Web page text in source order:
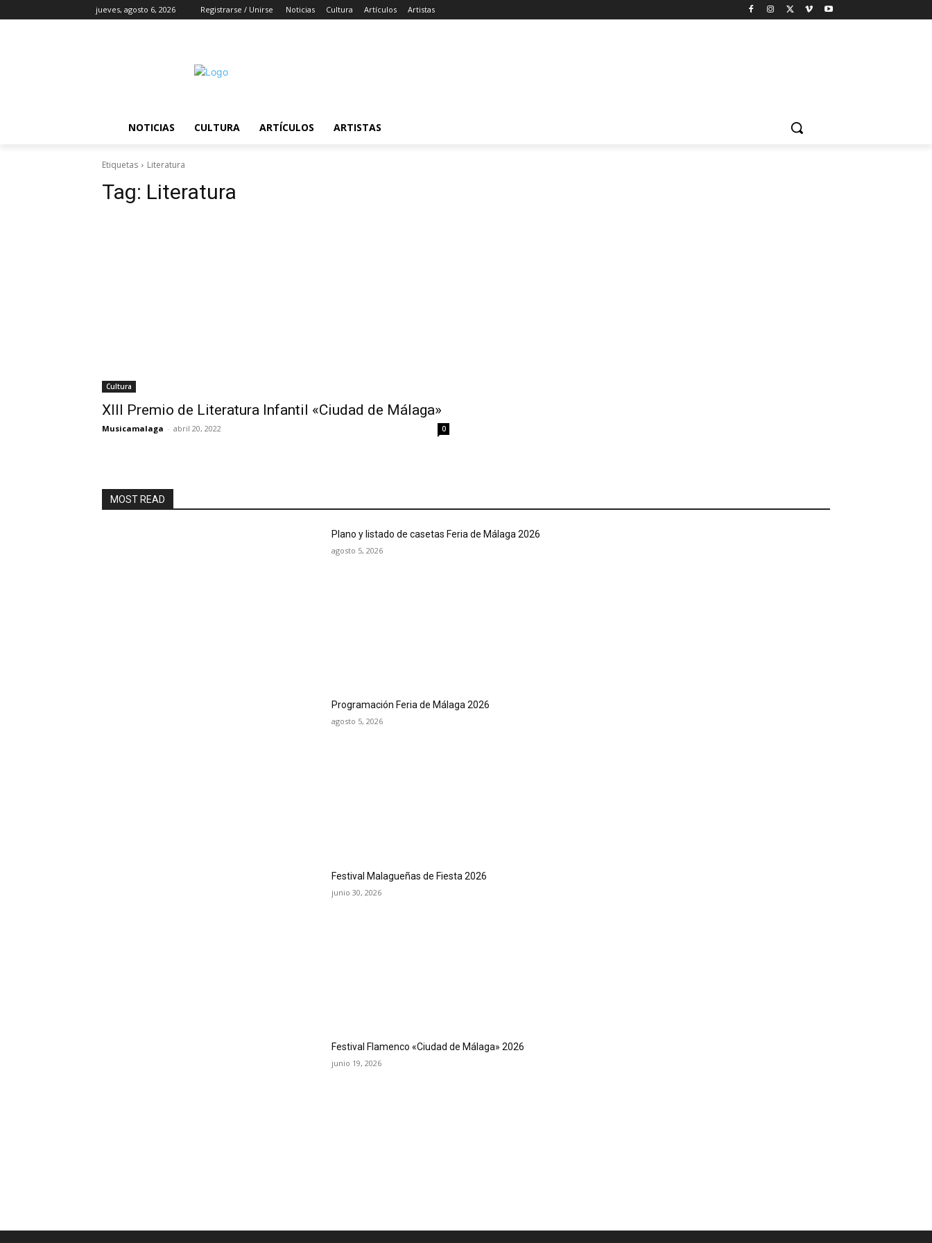
jueves, agosto 6, 2026 Registrarse / Unirse Noticias Cultura Artículos Artistas
NOTICIAS CULTURA ARTÍCULOS ARTISTAS
Etiquetas Literatura
Tag: Literatura
Cultura
XIII Premio de Literatura Infantil «Ciudad de Málaga»
Musicamalaga - abril 20, 2022 0
MOST READ
Plano y listado de casetas Feria de Málaga 2026
agosto 5, 2026
Programación Feria de Málaga 2026
agosto 5, 2026
Festival Malagueñas de Fiesta 2026
junio 30, 2026
Festival Flamenco «Ciudad de Málaga» 2026
junio 19, 2026